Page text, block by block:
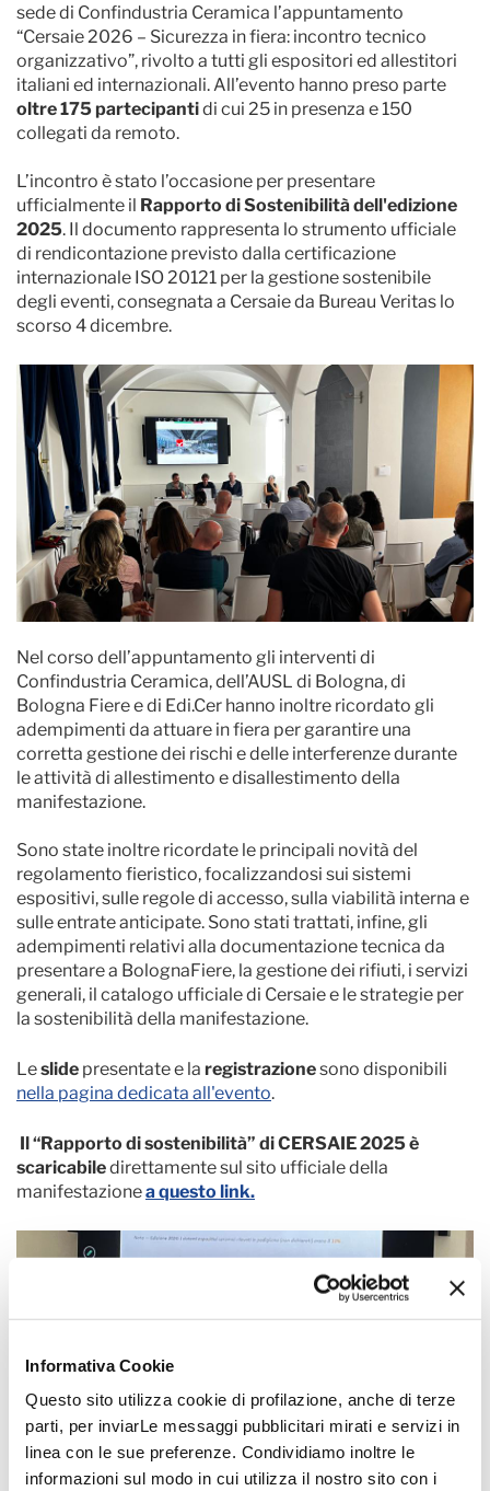
Informativa Cookie
Questo sito utilizza cookie di profilazione, anche di terze
parti, per inviarLe messaggi pubblicitari mirati e servizi in
linea con le sue preferenze. Condividiamo inoltre le
informazioni sul modo in cui utilizza il nostro sito con i
sede di Confindustria Ceramica l’appuntamento
“Cersaie 2026 – Sicurezza in fiera: incontro tecnico
organizzativo”, rivolto a tutti gli espositori ed allestitori
italiani ed internazionali. All’evento hanno preso parte
oltre 175 partecipantidi cui 25 in presenza e 150
collegati da remoto.
L’incontro è stato l’occasione per presentare
ufficialmente il Rapporto di Sostenibilità dell'edizione
2025. Il documento rappresenta lo strumento ufficiale
di rendicontazione previsto dalla certificazione
internazionale ISO 20121 per la gestione sostenibile
degli eventi, consegnata a Cersaie da Bureau Veritas lo
scorso 4 dicembre.
Nel corso dell’appuntamento gli interventi di
Confindustria Ceramica, dell’AUSL di Bologna, di
Bologna Fiere e di Edi.Cer hanno inoltre ricordato gli
adempimenti da attuare in fiera per garantire una
corretta gestione dei rischi e delle interferenze durante
le attività di allestimento e disallestimento della
manifestazione.
Sono state inoltre ricordate le principali novità del
regolamento fieristico, focalizzandosi sui sistemi
espositivi, sulle regole di accesso, sulla viabilità interna e
sulle entrate anticipate. Sono stati trattati, infine, gli
adempimenti relativi alla documentazione tecnica da
presentare a BolognaFiere, la gestione dei rifiuti, i servizi
generali, il catalogo ufficiale di Cersaie e le strategie per
la sostenibilità della manifestazione.
Leslide presentate e la registrazionesono disponibili
nella pagina dedicata all'evento.
Il “Rapporto di sostenibilità” di CERSAIE 2025 è
scaricabiledirettamente sul sito ufficiale della
manifestazionea questo link.